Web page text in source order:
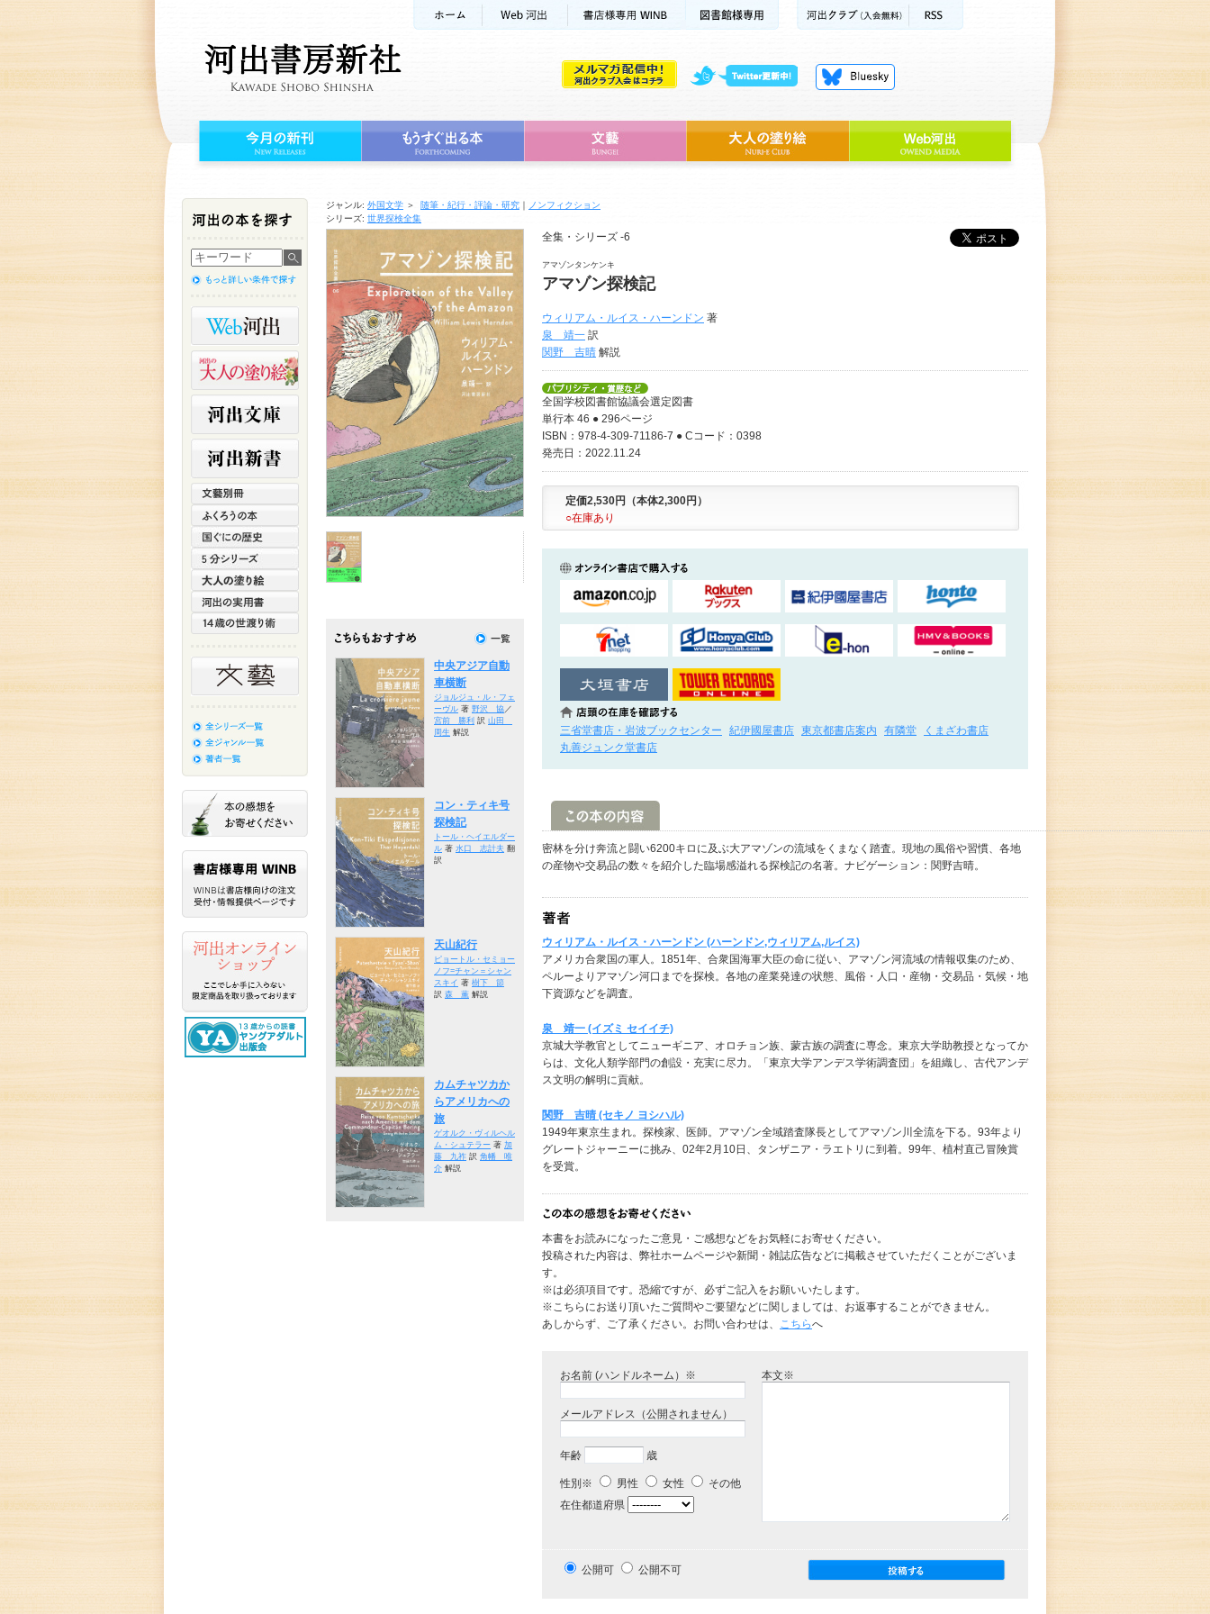
ジャンル: 外国文学 ＞ 随筆・紀行・評論・研究 ｜
ノンフィクション
シリーズ: 世界探検全集
全集・シリーズ -6
アマゾンタンケンキ
アマゾン探検記
ウィリアム・ルイス・ハーンドン 著
泉 靖一 訳
関野 吉晴 解説
全国学校図書館協議会選定図書
単行本 46 ● 296ページ
ISBN：978-4-309-71186-7 ● Cコード：0398
発売日：2022.11.24
定価2,530円（本体2,300円）
○在庫あり
三省堂書店・岩波ブックセンター 紀伊國屋書店 東京都書店案内 有隣堂
くまざわ書店
丸善ジュンク堂書店
密林を分け奔流と闘い6200キロに及ぶ大アマゾンの流域をくまなく踏査。現地の風俗や習慣、各地
の産物や交易品の数々を紹介した臨場感溢れる探検記の名著。ナビゲーション：関野吉晴。
ウィリアム・ルイス・ハーンドン (ハーンドン,ウィリアム,ルイス)
アメリカ合衆国の軍人。1851年、合衆国海軍大臣の命に従い、アマゾン河流域の情報収集のため、
ペルーよりアマゾン河口までを探検。各地の産業発達の状態、風俗・人口・産物・交易品・気候・地
下資源などを調査。
泉 靖一 (イズミ セイイチ)
京城大学教官としてニューギニア、オロチョン族、蒙古族の調査に専念。東京大学助教授となってか
らは、文化人類学部門の創設・充実に尽力。「東京大学アンデス学術調査団」を組織し、古代アンデ
ス文明の解明に貢献。
関野 吉晴 (セキノ ヨシハル)
1949年東京生まれ。探検家、医師。アマゾン全域踏査隊長としてアマゾン川全流を下る。93年より
グレートジャーニーに挑み、02年2月10日、タンザニア・ラエトリに到着。99年、植村直己冒険賞
を受賞。
本書をお読みになったご意見・ご感想などをお気軽にお寄せください。
投稿された内容は、弊社ホームページや新聞・雑誌広告などに掲載させていただくことがございま
す。
※は必須項目です。恐縮ですが、必ずご記入をお願いいたします。
※こちらにお送り頂いたご質問やご要望などに関しましては、お返事することができません。
あしからず、ご了承ください。お問い合わせは、 こちらへ
お名前 (ハンドルネーム）※
メールアドレス（公開されません）
年齢 歳
性別※ 男性 女性
その他
在住都道府県
本文※
公開可 公開不可
中央アジア自動
車横断
ジョルジュ・ル・フェ
ーヴル 著 野沢 協 ／
宮前 勝利 訳 山田
周生 解説
コン・ティキ号
探検記
トール・ヘイエルダー
ル 著 水口 志計夫 翻
訳
天山紀行
ピョートル・セミョー
ノフ=チャン＝シャン
スキイ 著 樹下 節
訳 森 薫 解説
カムチャツカか
らアメリカへの
旅
ゲオルク・ヴィルヘル
ム・シュテラー 著 加
藤 九祚 訳 角幡 唯
介 解説